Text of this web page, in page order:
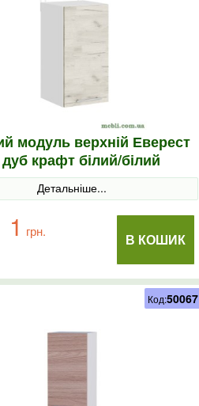
модуль верхній Еверест
крафт білий/білий
Детальніше...
В КОШИК
1 грн.
Код:50067